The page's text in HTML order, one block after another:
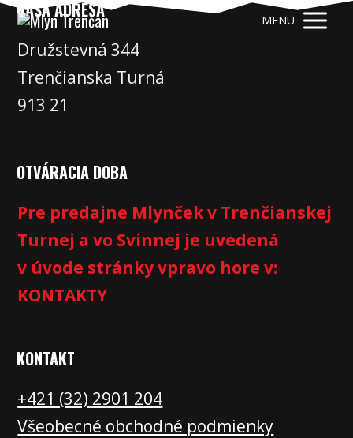
MENU
NAŠA ADRESA
Družstevná 344
Trenčianska Turná
913 21
OTVÁRACIA DOBA
Pre predajne Mlynček v Trenčianskej
Turnej a vo Svinnej je uvedená
v úvode stránky vpravo hore v:
KONTAKTY
KONTAKT
+421 (32) 2901 204
Všeobecné obchodné podmienky